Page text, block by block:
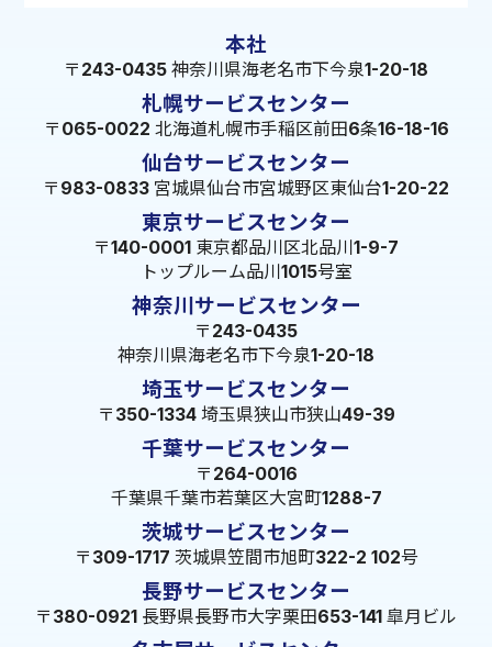
本社
〒243-0435 神奈川県海老名市下今泉1-20-18
札幌サービスセンター
〒065-0022 北海道札幌市手稲区前田6条16-18-16
仙台サービスセンター
〒983-0833 宮城県仙台市宮城野区東仙台1-20-22
東京サービスセンター
〒140-0001 東京都品川区北品川1-9-7
トップルーム品川1015号室
神奈川サービスセンター
〒243-0435
神奈川県海老名市下今泉1-20-18
埼玉サービスセンター
〒350-1334 埼玉県狭山市狭山49-39
千葉サービスセンター
〒264-0016
千葉県千葉市若葉区大宮町1288-7
茨城サービスセンター
〒309-1717 茨城県笠間市旭町322-2 102号
長野サービスセンター
〒380-0921 長野県長野市大字栗田653-141 皐月ビル